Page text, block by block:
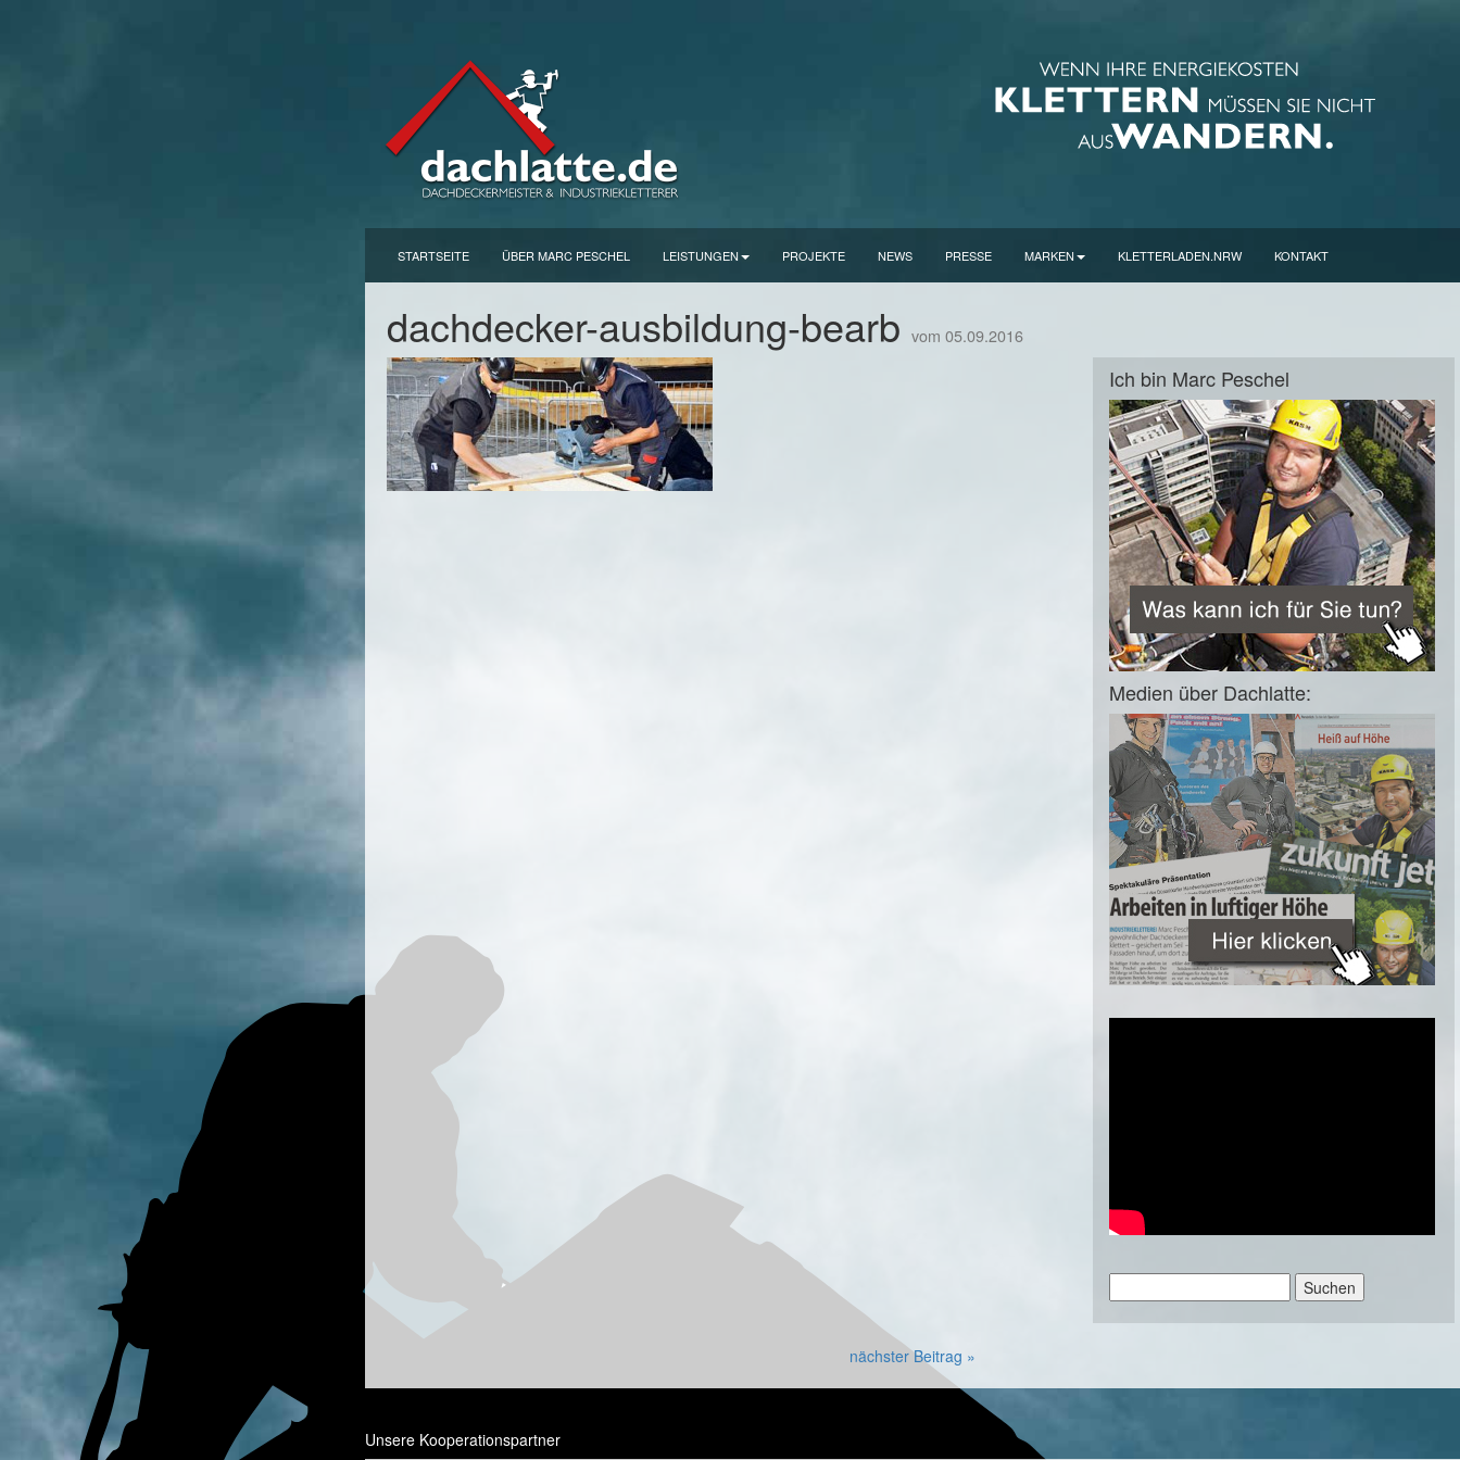
STARTSEITE ÜBER MARC PESCHEL LEISTUNGEN PROJEKTE NEWS PRESSE MARKEN KLETTERLADEN.NRW KONTAKT
dachdecker-ausbildung-bearb vom 05.09.2016
Ich bin Marc Peschel
Medien über Dachlatte:
nach:
nächster Beitrag »
Unsere Kooperationspartner